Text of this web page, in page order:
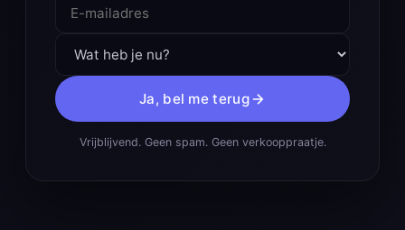
Ja, bel me terug
Vrijblijvend. Geen spam. Geen verkooppraatje.